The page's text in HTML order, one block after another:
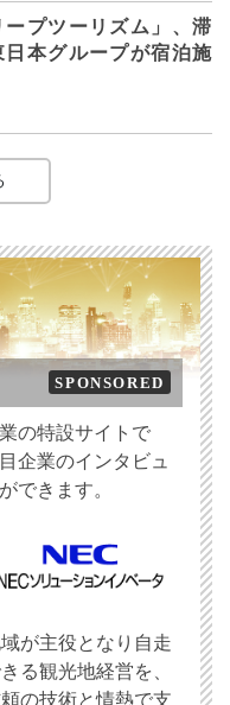
プツーリズム」、滞
本グループが宿泊施
SPONSORED
の特設サイトで
企業のインタビュ
できます。
が主役となり自走
る観光地経営を、
の技術と情熱で支